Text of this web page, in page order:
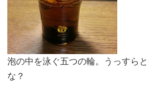
泡の中を泳ぐ五つの輪。うっすら
な？